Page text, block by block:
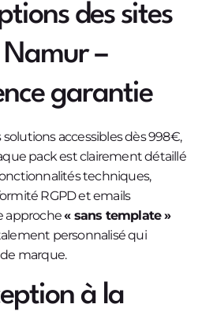
des sites
–
garantie
accessibles dès 998€,
pack est clairement détaillé
techniques,
RGPD et emails
approche« sans template »
personnalisé qui
marque.
à la